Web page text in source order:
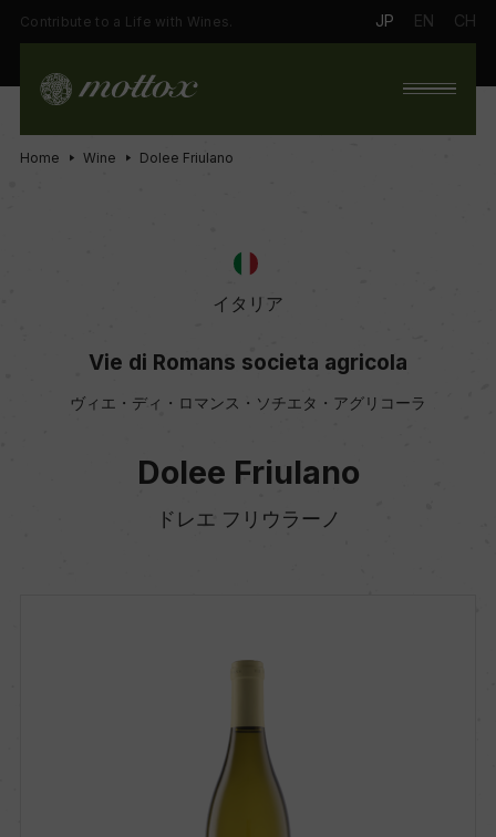
Contribute to a Life with Wines. JP EN CH
Home Wine Dolee Friulano
イタリア
Vie di Romans societa agricola
ヴィエ・ディ・ロマンス・ソチエタ・アグリコーラ
Dolee Friulano
ドレエ フリウラーノ